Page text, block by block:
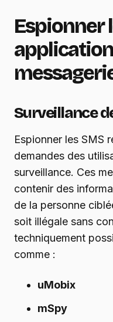
Espionner
Surveillance
Espionner les SMS
demandes des
surveillance. Ces
contenir des
de la personne
soit illégale sans
techniquement
comme :
uMobix
mSpy